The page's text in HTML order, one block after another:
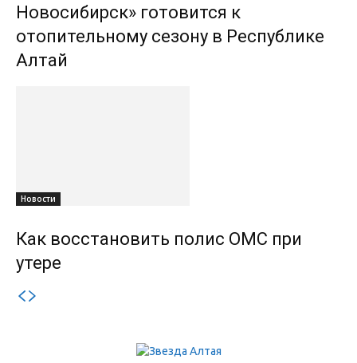
Новосибирск» готовится к
отопительному сезону в Республике
Алтай
Новости
Как восстановить полис ОМС при
утере